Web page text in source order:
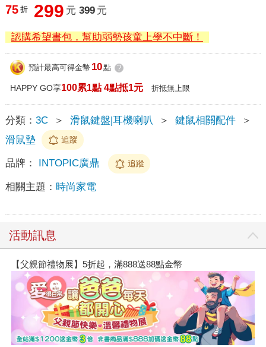
75 折 299 元 399 元
認購希望書包，幫助弱勢孩童上學不中斷！
預計最高可得金幣 10點 ?
HAPPY GO享100累1點 4點抵1元 折抵無上限
分類： 3C ＞ 滑鼠鍵盤|耳機喇叭 ＞ 鍵鼠相關配件
＞
滑鼠墊
追蹤
品牌： INTOPIC廣鼎 追蹤
相關主題： 時尚家電
活動訊息
【父親節禮物展】5折起，滿888送88點金幣